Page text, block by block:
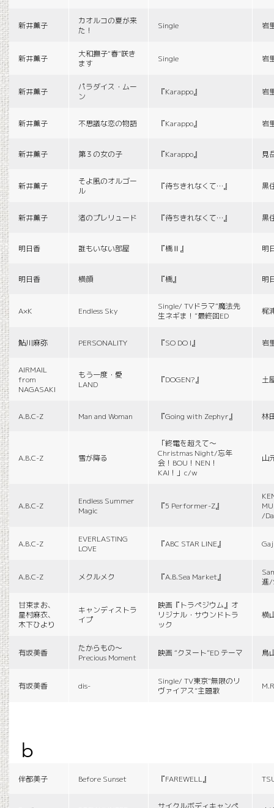
新井薫子
カオルコの夏が来
た！
Single 岩
新井薫子
大和撫子“春”咲き
ます
Single 岩
新井薫子
パラダイス・ムー
ン
『Karappo』 岩
新井薫子 不思議な恋の物語 『Karappo』 岩
新井薫子 第３の女の子 『Karappo』 見
新井薫子
そよ風のオルゴー
ル
『待ちきれなくて…』 黒
新井薫子 渚のプレリュード 『待ちきれなくて…』 黒
明日香 誰もいない部屋 『橋Ⅱ』 明
明日香 横顔 『橋』 明
A×K Endless Sky
Single/ TVドラマ“魔法先
生ネギま！”最終回ED
梶
鮎川麻弥 PERSONALITY 『SO DO I』 岩
AIRMAIL
from
NAGASAKI
もう一度・愛
LAND
『DOGEN?』 土
A.B.C-Z Man and Woman 『Going with Zephyr』 林
A.B.C-Z 雪が降る
「終電を超えて～
Christmas Night/忘年
会！BOU！NEN！
KAI！」c/w
山
A.B.C-Z
Endless Summer
Magic
『5 Performer-Z』
/
A.B.C-Z
EVERLASTING
LOVE
『ABC STAR LINE』
A.B.C-Z メクルメク 『A.B.Sea Market』
進/
甘束まお、
星村麻衣、
木下ひより
キャンディストラ
イプ
映画『トラペジウム』オ
リジナル・サウンドトラ
ック
横
有坂美香
たからもの〜
Precious Moment
映画 “クヌート”ED テーマ 鳥
有坂美香 dis-
Single/ TV東京“無限のリ
ヴァイアス”主題歌
b
伴都美子 Before Sunset 『FAREWELL』
サイクルボディキャンペ